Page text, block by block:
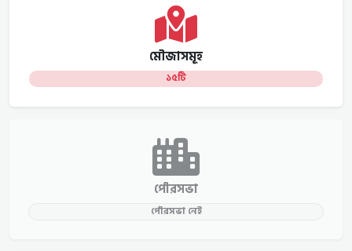
মৌজাসমূহ
১৫টি
পৌরসভা
পৌরসভা নেই